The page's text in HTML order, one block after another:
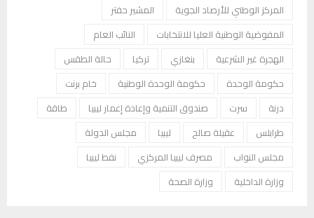
المركز الوطني للأرصاد الجوية
المشير حفتر
المفوضية الوطنية العليا للانتخابات
النائب العام
الهجرة غير الشرعية
بنغازي تركيا
حالة الطقس
حكومة الوحدة
حكومة الوحدة الوطنية
خام برنت
درنة
سرت صندوق التنمية وإعادة إعمار ليبيا
طاقة
طرابلس
عقيلة صالح ليبيا
مجلس الدولة
مجلس النواب
مصرف ليبيا المركزي
نفط ليبيا
وزارة الداخلية
وزارة الصحة